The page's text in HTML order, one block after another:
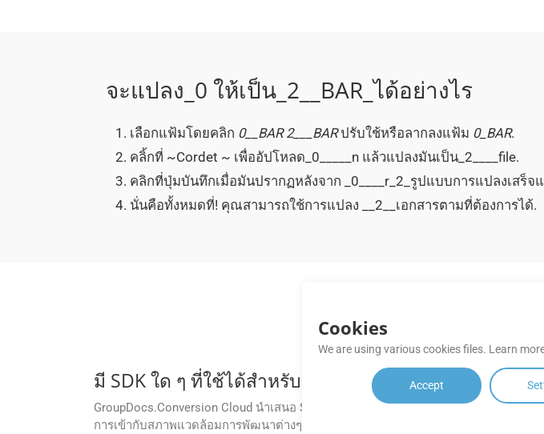
จะแปลง_0 ให้เป็น_2__BAR_ได้อย่างไร
เลือกแฟ้มโดยคลิก 0__BAR 2___BARปรับใช้หรือลากลงแฟ้ม 0_BAR.
คลิ้กที่ ~Cordet ~ เพื่ออัปโหลด_0_____n แล้วแปลงมันเป็น_2____file.
คลิกที่ปุ่มบันทึกเมื่อมันปรากฏหลังจาก _0____r_2_รูปแบบการแปลงเสร็จ
นั่นคือทั้งหมดที่! คุณสามารถใช้การแปลง __2__เอกสารตามที่ต้องการได้.
มี SDK ใด ๆ ที่ใช้ได้สําหรับกลุ่ม Docs คลาวด์เอพีเอส?
GroupDocs.Conversion Cloud นำเสนอ SDK สำหรับภาษาการเขียนโปรแกรมต่างๆ เช่น
การเข้ากับสภาพแวดล้อมการพัฒนาต่างๆ ได้อย่างง่ายดาย
Cookies
We are using various cookies files. Learn
Accept